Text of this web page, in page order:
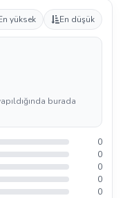
yüksek En düşük
burada
0
0
0
0
0